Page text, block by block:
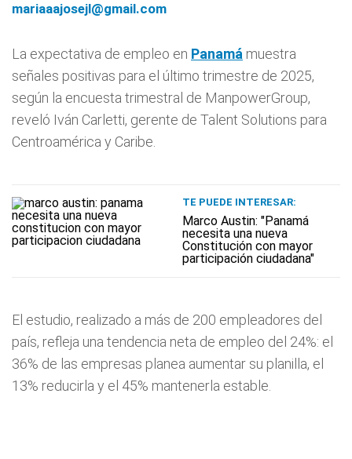
mariaaajosejl@gmail.com
La expectativa de empleo en Panamá muestra
señales positivas para el último trimestre de 2025,
según la encuesta trimestral de ManpowerGroup,
reveló Iván Carletti, gerente de Talent Solutions para
Centroamérica y Caribe.
TE PUEDE INTERESAR:
Marco Austin: "Panamá
necesita una nueva
Constitución con mayor
participación ciudadana"
El estudio, realizado a más de 200 empleadores del
país, refleja una tendencia neta de empleo del 24%: el
36% de las empresas planea aumentar su planilla, el
13% reducirla y el 45% mantenerla estable.